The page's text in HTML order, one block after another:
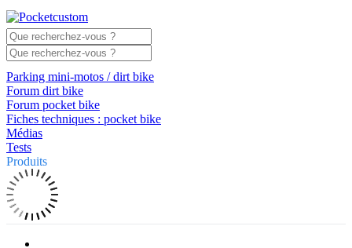
Parking mini-motos / dirt bike
Forum dirt bike
Forum pocket bike
Fiches techniques : pocket bike
Médias
Tests
Produits